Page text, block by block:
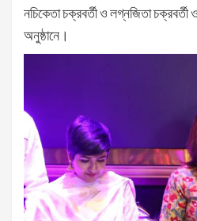
নচিকেতা চক্রবর্তী ও লগ্নজিতা
অনুষ্ঠানে।